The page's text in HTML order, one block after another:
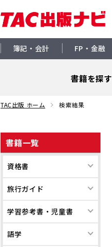
簿記・会計 FP・金融
書籍を探す
TAC出版 ホーム 検索結果
書籍一覧
資格書
旅行ガイド
学習参考書・児童書
語学